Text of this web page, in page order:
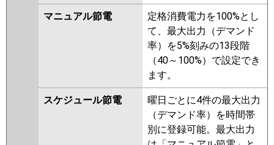
AKSB14067X
PKZX-HRMP140KL5 PKZX-
HRMP140K5
PKZX-ERMP140KL5
PKZX-ERMP140K5 PKZX-
HRMP140KL4 PKZX-HRMP140K4
PKZX-ERMP140KL4 PKZX-
ERMP140K4 PKZX-HRMP140KL3
PKZX-HRMP140K3
PKZX-
ERMP140KL3 PKZX-ERMP140K3
マニュアル節電
定格消費電力を100%とし
て、最大出力（デマンド
率）を5%刻みの13段階
（40～100%）で設定でき
ます。
スケジュール節電
曜日ごとに4件の最大出力
（デマンド率）を時間帯
別に登録可能。最大出力